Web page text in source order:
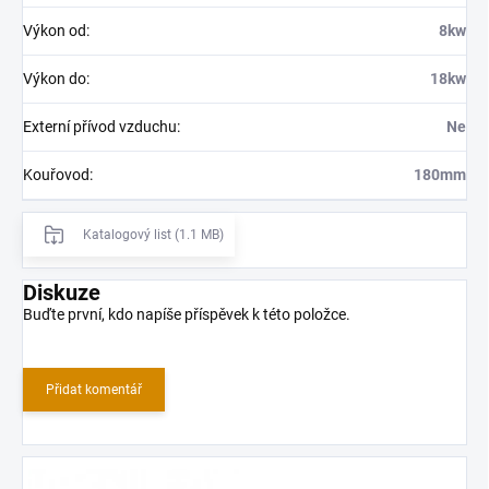
Výkon od: 8kw
Výkon do: 18kw
Externí přívod vzduchu: Ne
Kouřovod: 180mm
Katalogový list (1.1 MB)
Diskuze
Buďte první, kdo napíše příspěvek k této položce.
Přidat komentář